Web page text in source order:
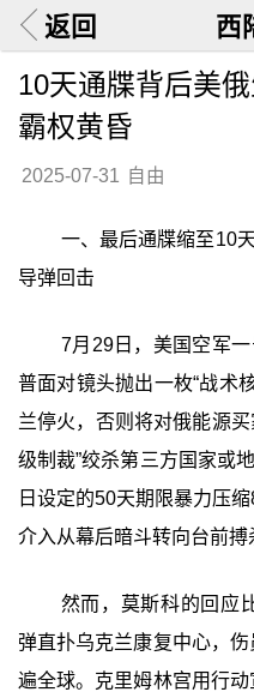
返回 西
10天通牒背后美
霸权黄昏
2025-07-31 自由
一、最后通牒缩至10
导弹回击
7月29日，美国空军一
普面对镜头抛出一枚“战术
兰停火，否则将对俄能源
级制裁”绞杀第三方国家或
日设定的50天期限暴力压
介入从幕后暗斗转向台前搏
然而，莫斯科的回应
弹直扑乌克兰康复中心，
遍全球。克里姆林宫用行